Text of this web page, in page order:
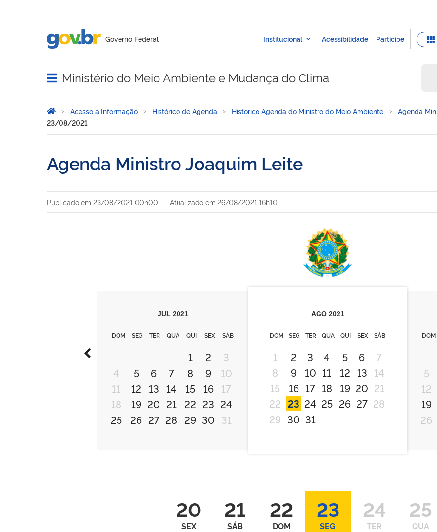
Abrir menu principal de navegação
Ministério do Meio Ambiente e Mudança do Clima
Você está aqui:
Página Inicial
Acesso à Informação Histórico de Agenda Histórico Agenda do Ministro do Meio Ambiente Agenda
23/08/2021
Agenda Ministro Joaquim Leite
Publicado em 23/08/2021 00h00 Atualizado em 26/08/2021 16h10
JUL 2021
DOM SEG TER QUA QUI SEX SÁB
1 2
3
4
5 6 7 8 9
10
11
12 13 14 15 16
17
18
19 20 21 22 23 24
25
26 27 28 29 30 31
AGO 2021
DOM SEG TER QUA QUI SEX SÁB
1 2 3 4 5 6
7
8
9 10 11 12 13 14
15
16 17 18 19 20 21
22 23 24 25 26 27 28
29 30 31
DOM
5
12
19
26
20
SEX
21
SÁB
22
DOM
23
SEG
24
TER
25
QUA